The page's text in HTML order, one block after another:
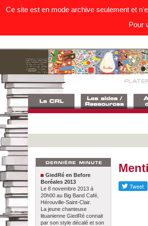
Ce site est en mode archive seulement et
Pour
GiedRé en Before
Boréales 2013
Le 8 novembre 2013 à
20h00 au Big Band Café,
Hérouville-Saint-Clair.
La jeune chanteuse
lituanienne GiedRé connait
par son style décalé et son